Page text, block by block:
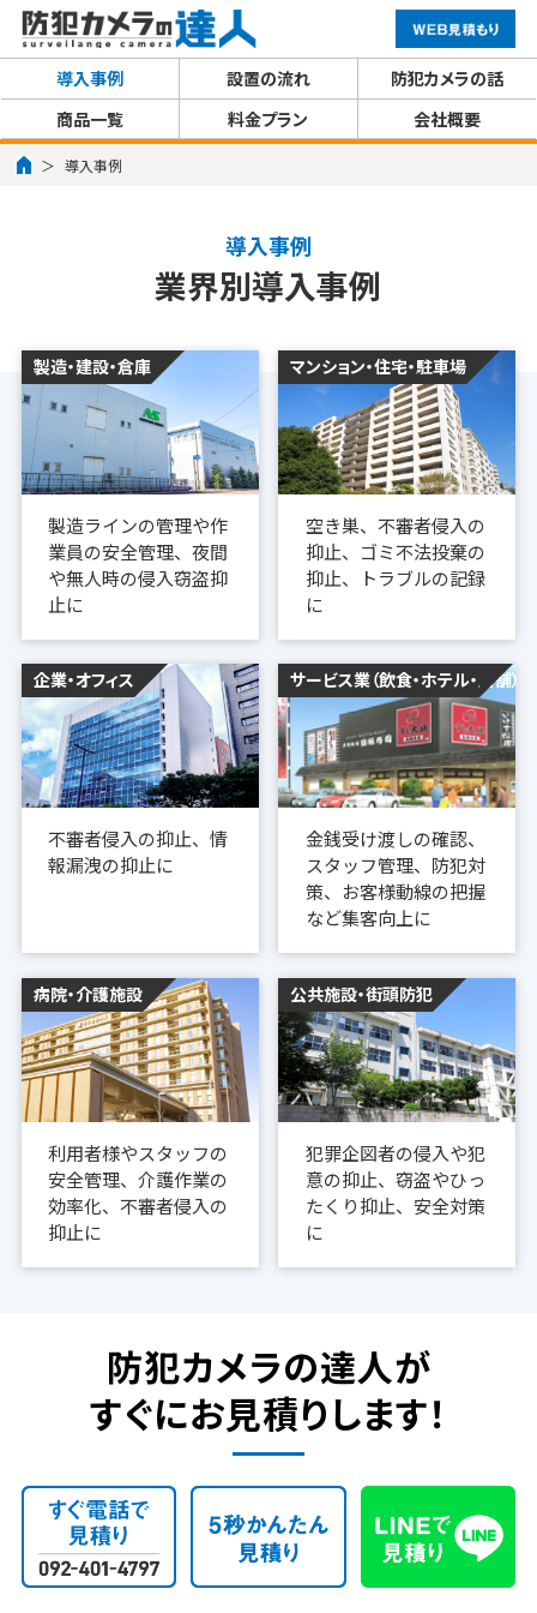
導入事例 設置の流れ
防犯カメラの話
商品一覧
料金プラン 会社概要
導入事例
導入事例
業界別導入事例
製造・建設・倉庫
製造ラインの管理や作
業員の安全管理、夜間
や無人時の侵入窃盗抑
止に
マンション・住宅・駐車場
空き巣、不審者侵入の
抑止、ゴミ不法投棄の
抑止、トラブルの記録
に
企業・オフィス
不審者侵入の抑止、情
報漏洩の抑止に
サービス業（飲食・ホテル・店舗）
金銭受け渡しの確認、
スタッフ管理、防犯対
策、お客様動線の把握
など集客向上に
病院・介護施設
利用者様やスタッフの
安全管理、介護作業の
効率化、不審者侵入の
抑止に
公共施設・街頭防犯
犯罪企図者の侵入や犯
意の抑止、窃盗やひっ
たくり抑止、安全対策
に
防犯カメラの達人が
すぐにお見積りします！